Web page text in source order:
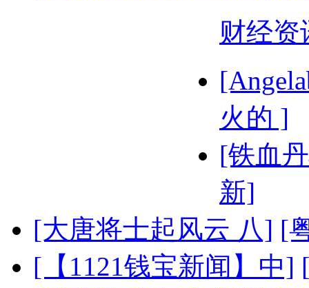
财经资
火的 ]
[铁血
新]
[大唐将士起风云 八] [
[【1121钱宝新闻】中]